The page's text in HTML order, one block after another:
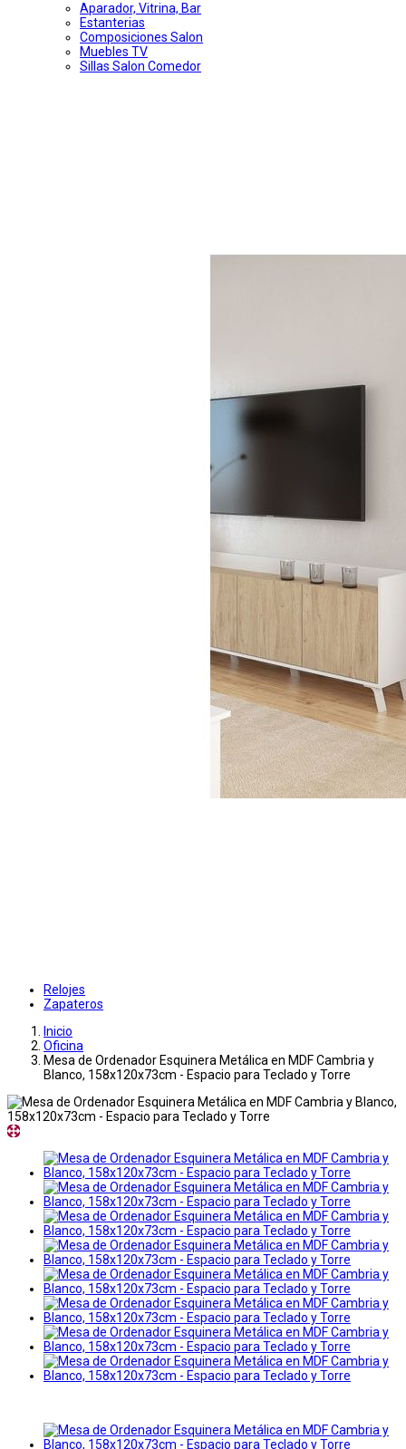
Aparador, Vitrina, Bar
Estanterias
Composiciones Salon
Muebles TV
Sillas Salon Comedor
Relojes
Zapateros
Inicio
Oficina
Mesa de Ordenador Esquinera Metálica en MDF Cambria y
Blanco, 158x120x73cm - Espacio para Teclado y Torre